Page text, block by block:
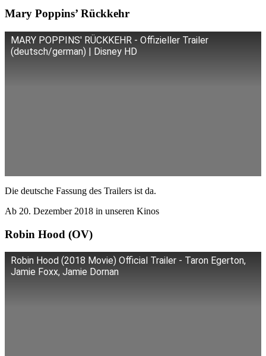
Mary Poppins’ Rückkehr
MARY POPPINS' RÜCKKEHR - Offizieller Trailer
(deutsch/german) | Disney HD
Die deutsche Fassung des Trailers ist da.
Ab 20. Dezember 2018 in unseren Kinos
Robin Hood (OV)
Robin Hood (2018 Movie) Official Trailer - Taron Egerton,
Jamie Foxx, Jamie Dornan